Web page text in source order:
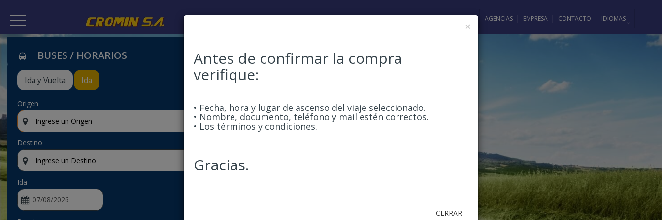
AGENCIAS EMPRESA CONTACTO IDIOMAS
BUSES / HORARIOS
Ida y Vuelta Ida
Origen
Destino
Ida
×
Antes de confirmar la compra
verifique:
• Fecha, hora y lugar de ascenso del viaje seleccionado.
• Nombre, documento, teléfono y mail estén correctos.
• Los términos y condiciones.
Gracias.
CERRAR